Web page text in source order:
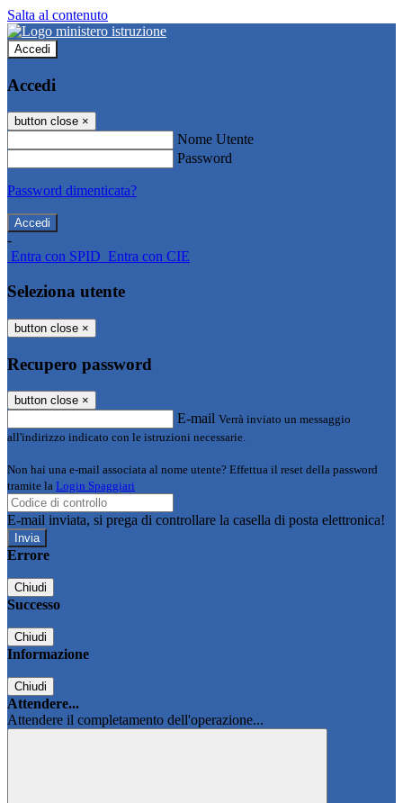
Salta al contenuto
Accedi
Accedi
button close ×
Nome Utente
Password
Password dimenticata?
-
Entra con SPID Entra con CIE
Seleziona utente
button close ×
Recupero password
button close ×
E-mail Verrà inviato un messaggio
all'indirizzo indicato con le istruzioni necessarie.
Non hai una e-mail associata al nome utente? Effettua il reset della password
tramite la Login Spaggiari
E-mail inviata, si prega di controllare la casella di posta elettronica!
Errore
Chiudi
Successo
Chiudi
Informazione
Chiudi
Attendere...
Attendere il completamento dell'operazione...